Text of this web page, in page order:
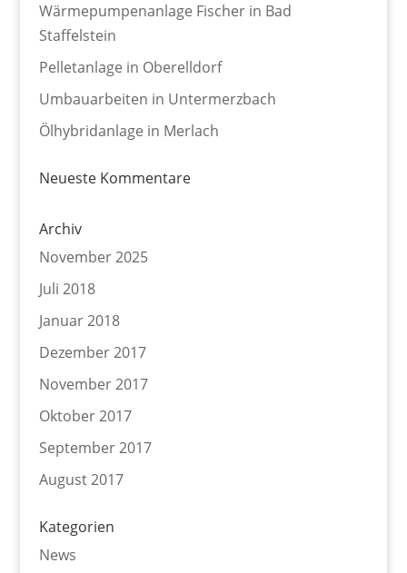
Wärmepumpenanlage Fischer in Bad
Staffelstein
Pelletanlage in Oberelldorf
Umbauarbeiten in Untermerzbach
Ölhybridanlage in Merlach
Neueste Kommentare
Archiv
November 2025
Juli 2018
Januar 2018
Dezember 2017
November 2017
Oktober 2017
September 2017
August 2017
Kategorien
News